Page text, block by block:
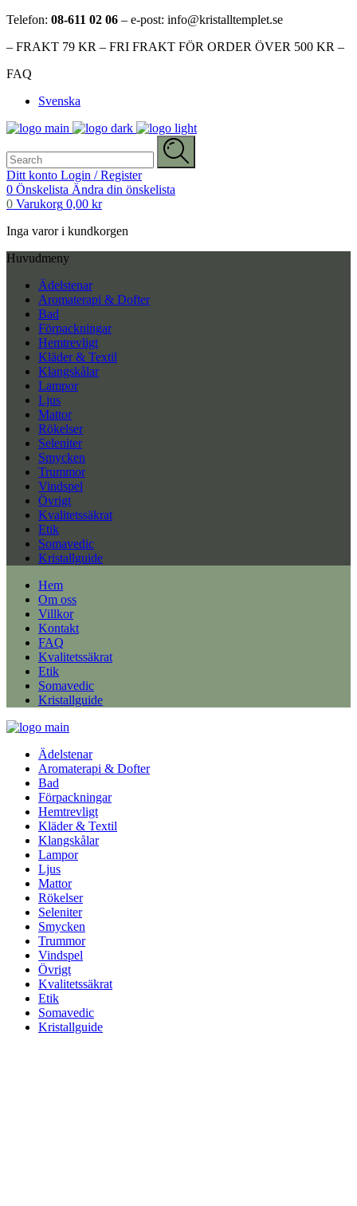
Telefon: 08-611 02 06 – e-post: info@kristalltemplet.se
– FRAKT 79 KR – FRI FRAKT FÖR ORDER ÖVER 500 KR –
FAQ
Svenska
for:
Ditt konto Login / Register
0 Önskelista Ändra din önskelista
0 Varukorg 0,00 kr
Inga varor i kundkorgen
Huvudmeny
Ädelstenar
Aromaterapi & Dofter
Bad
Förpackningar
Hemtrevligt
Kläder & Textil
Klangskålar
Lampor
Ljus
Mattor
Rökelser
Seleniter
Smycken
Trummor
Vindspel
Övrigt
Kvalitetssäkrat
Etik
Somavedic
Kristallguide
Hem
Om oss
Villkor
Kontakt
FAQ
Kvalitetssäkrat
Etik
Somavedic
Kristallguide
Ädelstenar
Aromaterapi & Dofter
Bad
Förpackningar
Hemtrevligt
Kläder & Textil
Klangskålar
Lampor
Ljus
Mattor
Rökelser
Seleniter
Smycken
Trummor
Vindspel
Övrigt
Kvalitetssäkrat
Etik
Somavedic
Kristallguide